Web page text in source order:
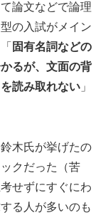
論文などで論理
の入試がメイン
固有名詞などの
るが、文面の背
読み取れない 」
木氏が挙げたの
クだった（苦
せずにすぐにわ
る人が多いのも